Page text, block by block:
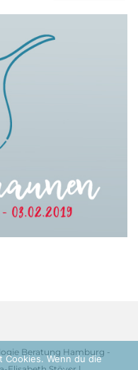
Beratung Hamburg -
Wenn du die